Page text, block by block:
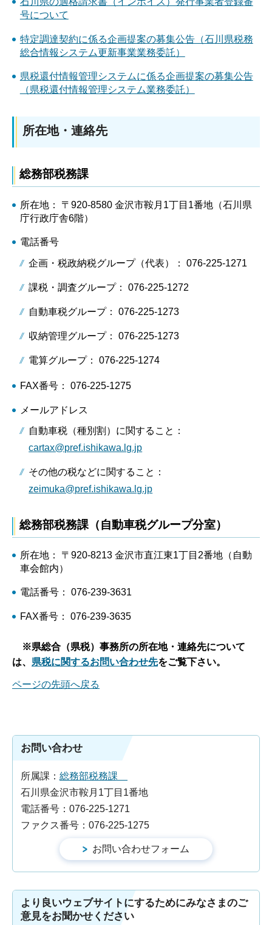
号について
特定調達契約に係る企画提案の募集公告（石川県税務
総合情報システム更新事業業務委託）
県税還付情報管理システムに係る企画提案の募集公告
（県税還付情報管理システム業務委託）
所在地・連絡先
総務部税務課
所在地： 〒920-8580 金沢市鞍月1丁目1番地（石川県
庁行政庁舎6階）
電話番号
企画・税政納税グループ（代表）： 076-225-1271
課税・調査グループ： 076-225-1272
自動車税グループ： 076-225-1273
収納管理グループ： 076-225-1273
電算グループ： 076-225-1274
FAX番号： 076-225-1275
メールアドレス
自動車税（種別割）に関すること：
cartax@pref.ishikawa.lg.jp
その他の税などに関すること：
zeimuka@pref.ishikawa.lg.jp
総務部税務課（自動車税グループ分室）
所在地： 〒920-8213 金沢市直江東1丁目2番地（自動
車会館内）
電話番号： 076-239-3631
FAX番号： 076-239-3635
※県総合（県税）事務所の所在地・連絡先について
は、 県税に関するお問い合わせ先をご覧下さい。
ページの先頭へ戻る
お問い合わせ
所属課： 総務部税務課
石川県金沢市鞍月1丁目1番地
電話番号：076-225-1271
ファクス番号：076-225-1275
より良いウェブサイトにするためにみなさまのご
意見をお聞かせください